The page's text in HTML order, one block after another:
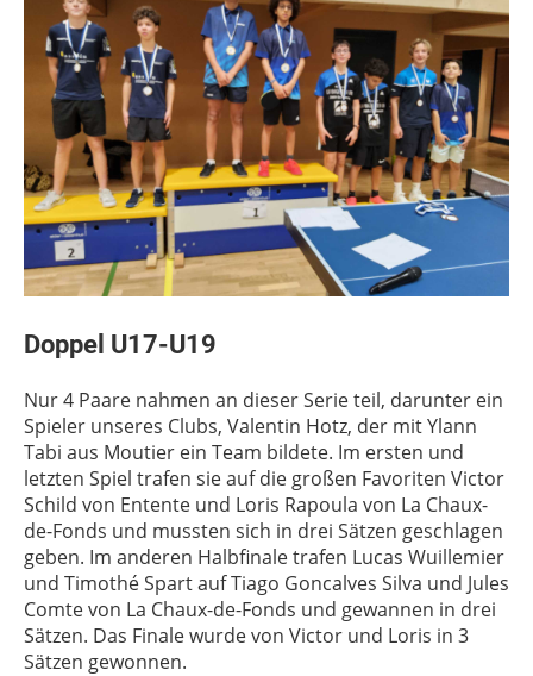
Doppel U17-U19
Nur 4 Paare nahmen an dieser Serie teil, darunter ein
Spieler unseres Clubs, Valentin Hotz, der mit Ylann
Tabi aus Moutier ein Team bildete. Im ersten und
letzten Spiel trafen sie auf die großen Favoriten Victor
Schild von Entente und Loris Rapoula von La Chaux-
de-Fonds und mussten sich in drei Sätzen geschlagen
geben. Im anderen Halbfinale trafen Lucas Wuillemier
und Timothé Spart auf Tiago Goncalves Silva und Jules
Comte von La Chaux-de-Fonds und gewannen in drei
Sätzen. Das Finale wurde von Victor und Loris in 3
Sätzen gewonnen.